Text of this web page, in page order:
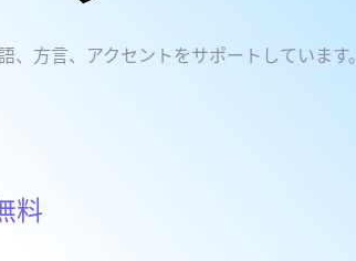
方言、アクセントをサポートしています。
料